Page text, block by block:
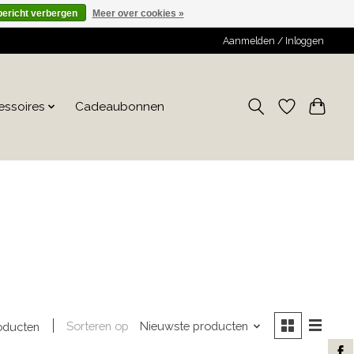
Aanmelden / Inloggen
Cadeaubonnen
Sorteren op Nieuwste producten
verbergen Meer over cookies »